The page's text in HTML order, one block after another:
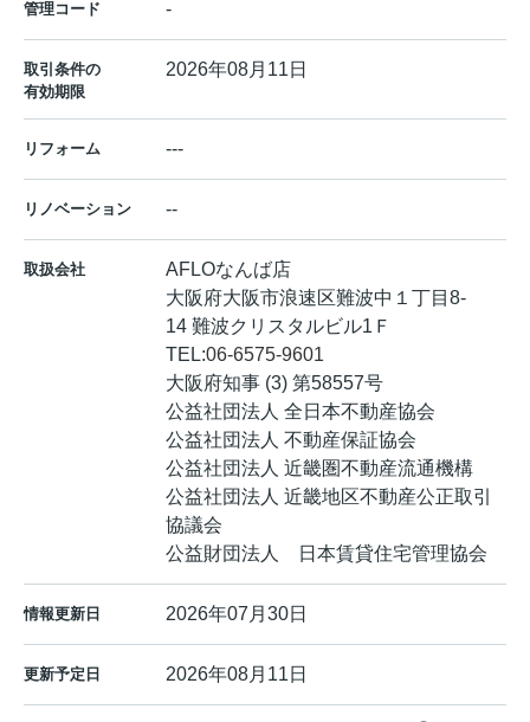
管理コード -
取引条件の
有効期限
2026年08月11日
リフォーム ---
リノベーション --
取扱会社
AFLOなんば店
大阪府大阪市浪速区難波中１丁目8-
14 難波クリスタルビル1Ｆ
TEL:06-6575-9601
大阪府知事 (3) 第58557号
公益社団法人 全日本不動産協会
公益社団法人 不動産保証協会
公益社団法人 近畿圏不動産流通機構
公益社団法人 近畿地区不動産公正取引
協議会
公益財団法人 日本賃貸住宅管理協会
情報更新日 2026年07月30日
更新予定日 2026年08月11日